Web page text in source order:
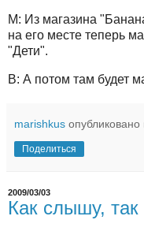
М: Из магазина
на его месте теперь
"Дети".
В: А потом там будет
marishkus опубликовано
Поделиться
2009/03/03
Как слышу, так